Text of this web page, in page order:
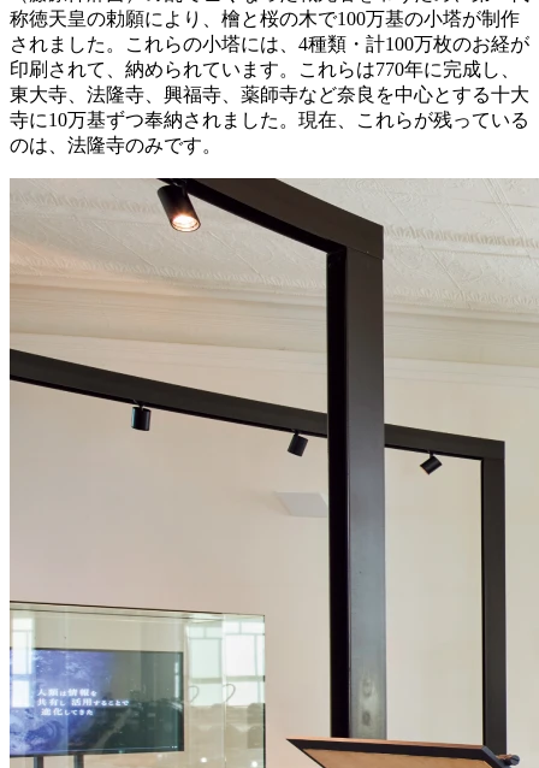
称徳天皇の勅願により、檜と桜の木で100万基の小塔が制作
されました。これらの小塔には、4種類・計100万枚のお経が
印刷されて、納められています。これらは770年に完成し、
東大寺、法隆寺、興福寺、薬師寺など奈良を中心とする十大
寺に10万基ずつ奉納されました。現在、これらが残っている
のは、法隆寺のみです。